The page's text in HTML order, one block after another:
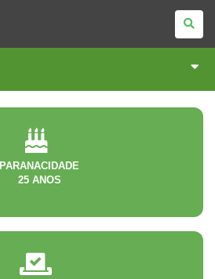
PARANACIDADE
25 ANOS